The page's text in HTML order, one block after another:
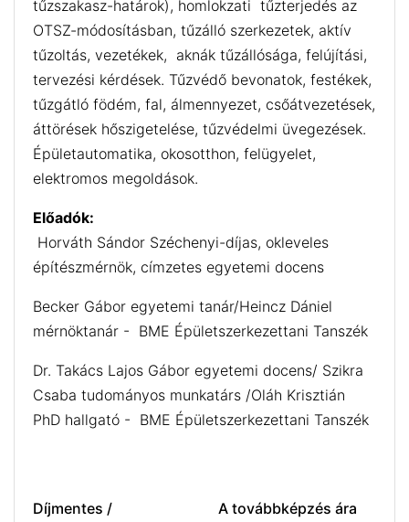
tűzszakasz-határok), homlokzati tűzterjedés az
OTSZ-módosításban, tűzálló szerkezetek, aktív
tűzoltás, vezetékek, aknák tűzállósága, felújítási,
tervezési kérdések. Tűzvédő bevonatok, festékek,
tűzgátló födém, fal, álmennyezet, csőátvezetések,
áttörések hőszigetelése, tűzvédelmi üvegezések.
Épületautomatika, okosotthon, felügyelet,
elektromos megoldások.
Előadók:
Horváth Sándor Széchenyi-díjas, okleveles
építészmérnök, címzetes egyetemi docens
Becker Gábor egyetemi tanár/Heincz Dániel
mérnöktanár - BME Épületszerkezettani Tanszék
Dr. Takács Lajos Gábor egyetemi docens/ Szikra
Csaba tudományos munkatárs /Oláh Krisztián
PhD hallgató - BME Épületszerkezettani Tanszék
Díjmentes /
A továbbképzés ára